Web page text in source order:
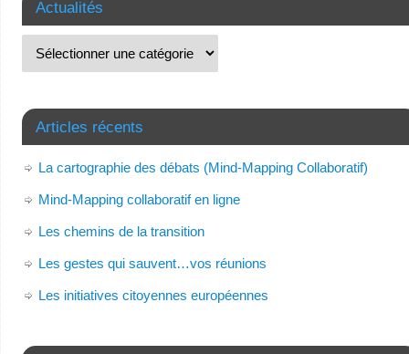
Actualités
Articles récents
La cartographie des débats (Mind-Mapping Collaboratif)
Mind-Mapping collaboratif en ligne
Les chemins de la transition
Les gestes qui sauvent…vos réunions
Les initiatives citoyennes européennes